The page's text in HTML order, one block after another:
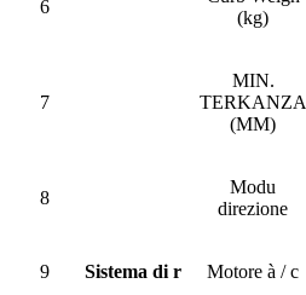
6
(kg)
7
MIN.
TERKANZA
(MM)
8
Modu
direzione
9 Sistema di r Motore à / c